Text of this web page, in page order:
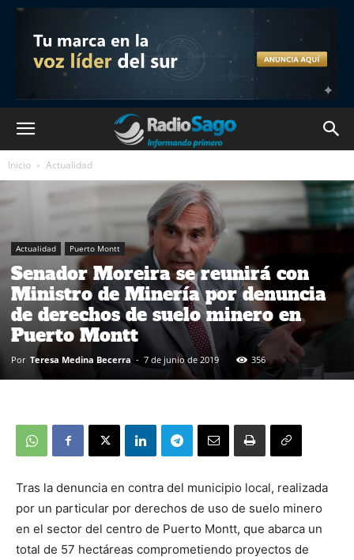
Inicio Actualidad
Actualidad Puerto Montt
Senador Moreira se reunirá con
Ministro de Minería por denuncia
de derechos de suelo minero en
Puerto Montt
Por Teresa Medina Becerra - 7 de junio de 2019 356
Tras la denuncia en contra del municipio local, realizada
por un particular por derechos de uso de suelo minero
en el sector del centro de Puerto Montt, que abarca un
total de 57 hectáreas comprometiendo proyectos de